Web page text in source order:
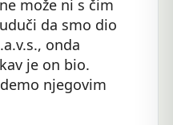
može ni s čim
da smo dio
onda
je on bio.
njegovim